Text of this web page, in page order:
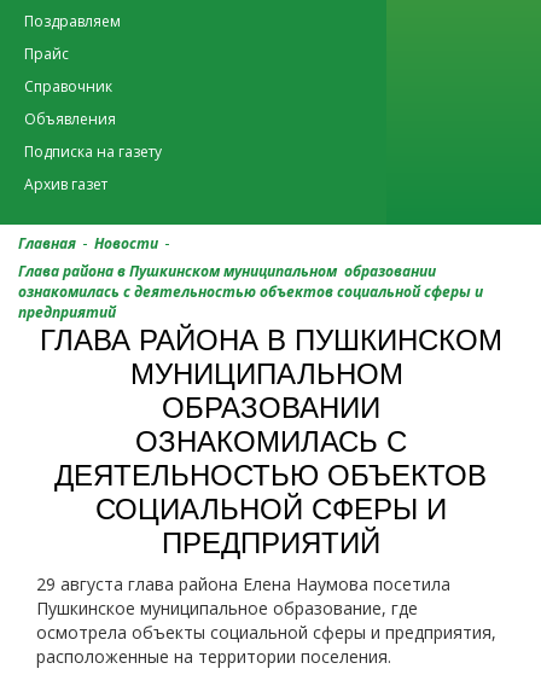
Поздравляем
Прайс
Справочник
Объявления
Подписка на газету
Архив газет
Главная - Новости -
Глава района в Пушкинском муниципальном образовании
ознакомилась с деятельностью объектов социальной сферы и
предприятий
ГЛАВА РАЙОНА В ПУШКИНСКОМ
МУНИЦИПАЛЬНОМ
ОБРАЗОВАНИИ
ОЗНАКОМИЛАСЬ С
ДЕЯТЕЛЬНОСТЬЮ ОБЪЕКТОВ
СОЦИАЛЬНОЙ СФЕРЫ И
ПРЕДПРИЯТИЙ
29 августа глава района Елена Наумова посетила
Пушкинское муниципальное образование, где
осмотрела объекты социальной сферы и предприятия,
расположенные на территории поселения.